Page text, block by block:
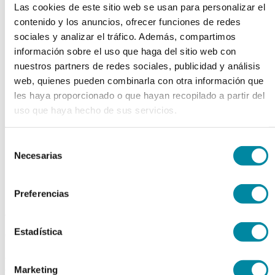
Las cookies de este sitio web se usan para personalizar el
contenido y los anuncios, ofrecer funciones de redes
sociales y analizar el tráfico. Además, compartimos
información sobre el uso que haga del sitio web con
nuestros partners de redes sociales, publicidad y análisis
web, quienes pueden combinarla con otra información que
les haya proporcionado o que hayan recopilado a partir del
uso que haya hecho de sus servicios.
Necesarias
Preferencias
Estadística
Marketing
chevron_left chevron_right
consigue 15 puntos de fidelización
EXTRACTO CASTAÑO